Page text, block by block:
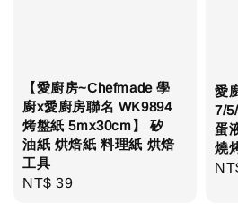
【愛廚房~Chefmade 學
廚x愛廚房聯名 WK9894
烤盤紙 5mx30cm】 矽
油紙 烘焙紙 料理紙 烘焙
工具
Regular
NT$ 39
愛
7/
蛋
燒